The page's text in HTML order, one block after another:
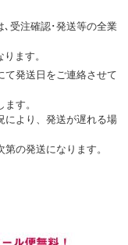
受注確認･発送等の全業
ます。
て発送日をご連絡させて
す。
により、発送が遅れる場
の発送になります。